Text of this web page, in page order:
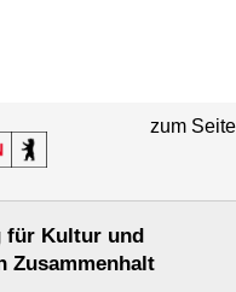
zum
für Kultur und
Zusammenhalt